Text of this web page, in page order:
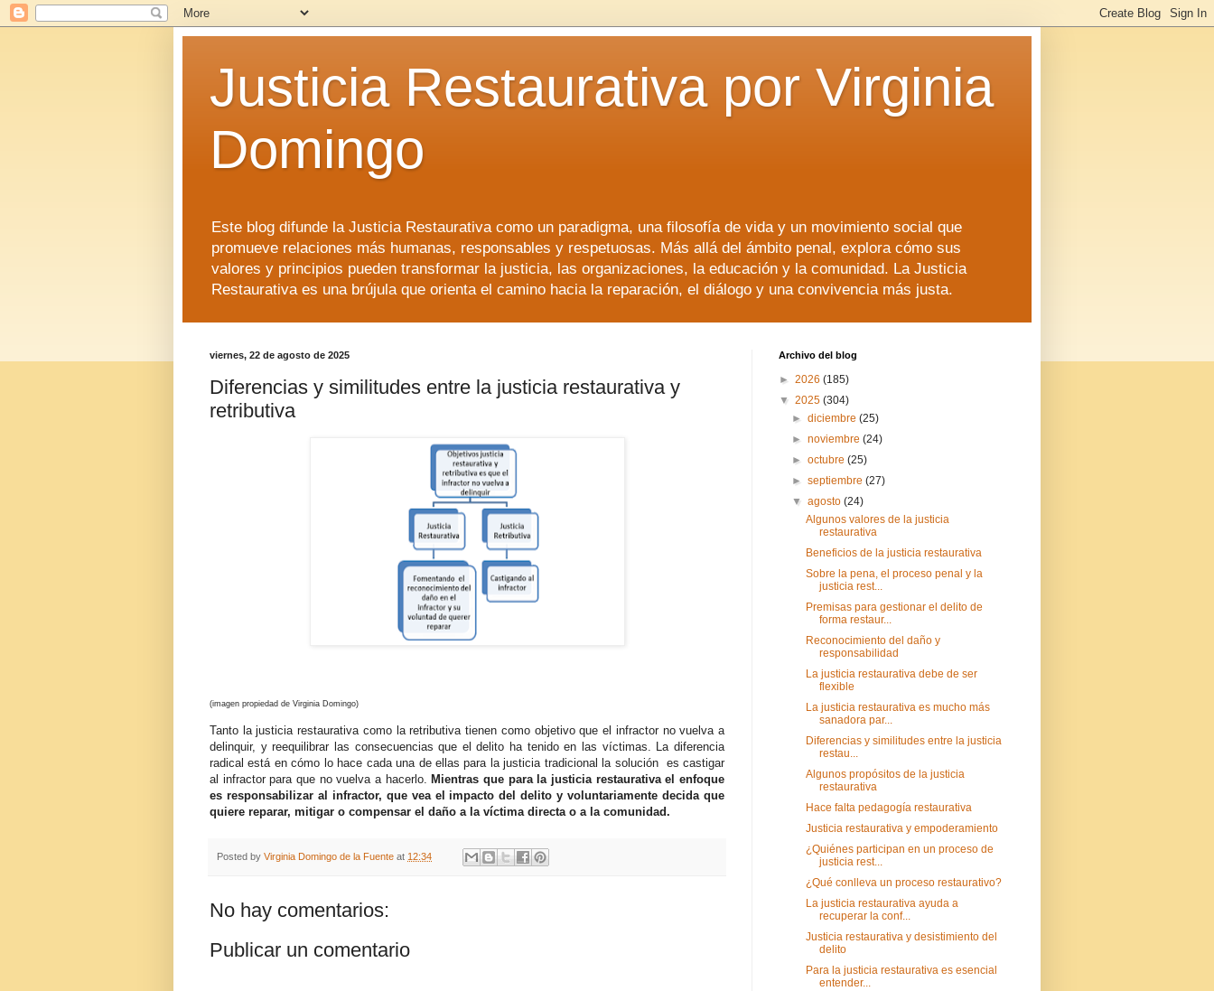
Justicia Restaurativa por Virginia
Domingo
Este blog difunde la Justicia Restaurativa como un paradigma, una filosofía de vida y un movimiento social que
promueve relaciones más humanas, responsables y respetuosas. Más allá del ámbito penal, explora cómo sus
valores y principios pueden transformar la justicia, las organizaciones, la educación y la comunidad. La Justicia
Restaurativa es una brújula que orienta el camino hacia la reparación, el diálogo y una convivencia más justa.
viernes, 22 de agosto de 2025
Diferencias y similitudes entre la justicia restaurativa y
retributiva
(imagen propiedad de Virginia Domingo)
Tanto la justicia restaurativa como la retributiva tienen como objetivo que el infractor no vuelva a
delinquir, y reequilibrar las consecuencias que el delito ha tenido en las víctimas. La diferencia
radical está en cómo lo hace cada una de ellas para la justicia tradicional la solución es castigar
al infractor para que no vuelva a hacerlo. Mientras que para la justicia restaurativa el enfoque
es responsabilizar al infractor, que vea el impacto del delito y voluntariamente decida que
quiere reparar, mitigar o compensar el daño a la víctima directa o a la comunidad.
Posted by Virginia Domingo de la Fuente at 12:34
No hay comentarios:
Publicar un comentario
Archivo del blog
► 2026 (185)
▼ 2025 (304)
►diciembre(25)
►noviembre(24)
►octubre(25)
►septiembre(27)
▼agosto(24)
Algunos valores de la justicia
restaurativa
Beneficios de la justicia restaurativa
Sobre la pena, el proceso penal y la
justicia rest...
Premisas para gestionar el delito de
forma restaur...
Reconocimiento del daño y
responsabilidad
La justicia restaurativa debe de ser
flexible
La justicia restaurativa es mucho más
sanadora par...
Diferencias y similitudes entre la justicia
restau...
Algunos propósitos de la justicia
restaurativa
Hace falta pedagogía restaurativa
Justicia restaurativa y empoderamiento
¿Quiénes participan en un proceso de
justicia rest...
¿Qué conlleva un proceso restaurativo?
La justicia restaurativa ayuda a
recuperar la conf...
Justicia restaurativa y desistimiento del
delito
Para la justicia restaurativa es esencial
entender...